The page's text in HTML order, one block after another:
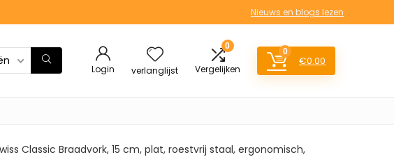
Nieuws en blogs lezen
Login verlanglijst
0
Vergelijken
0
€0.00
Classic Braadvork, 15 cm, plat, roestvrij staal, ergonomisch,